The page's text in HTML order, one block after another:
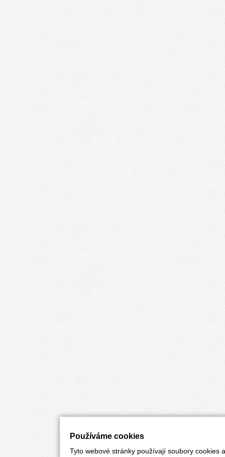
Používáme cookies
Tyto webové stránky používají soubory cookies